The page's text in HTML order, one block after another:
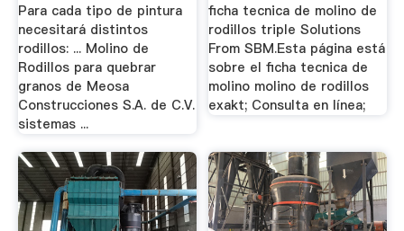
Para cada tipo de pintura
necesitará distintos
rodillos: ... Molino de
Rodillos para quebrar
granos de Meosa
Construcciones S.A. de C.V.
sistemas ...
ficha tecnica de molino de
rodillos triple Solutions
From SBM.Esta página está
sobre el ficha tecnica de
molino molino de rodillos
exakt; Consulta en línea;